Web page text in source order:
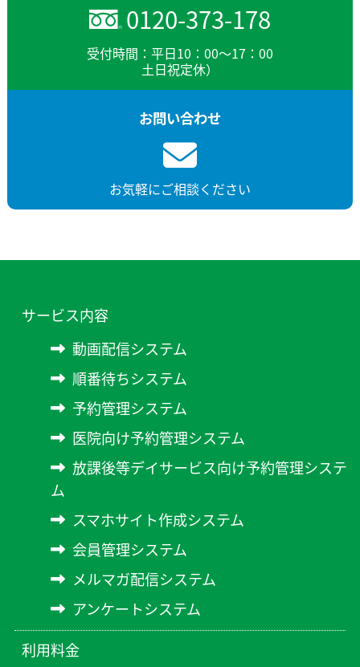
0120-373-178
受付時間：平日10：00～17：00
土日祝定休）
お問い合わせ
お気軽にご相談ください
サービス内容
動画配信システム
順番待ちシステム
予約管理システム
医院向け予約管理システム
放課後等デイサービス向け予約管理システ
ム
スマホサイト作成システム
会員管理システム
メルマガ配信システム
アンケートシステム
利用料金